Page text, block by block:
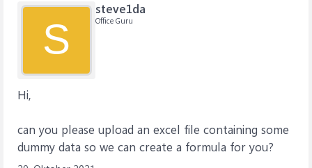
S
steve1da
Office Guru
Hi,
can you please upload an excel file containing some
dummy data so we can create a formula for you?